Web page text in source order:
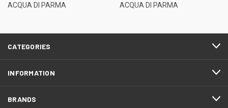
ACQUA DI PARMA
ACQUA DI PARMA
CATEGORIES
INFORMATION
BRANDS